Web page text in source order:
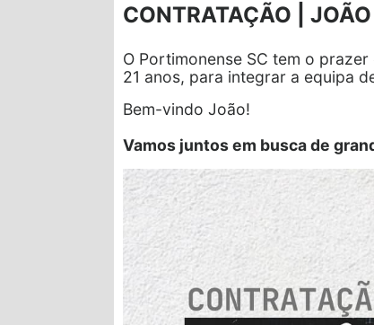
CONTRATAÇÃO | JOÃO
O Portimonense SC tem o
21 anos, para integrar a equipa
Bem-vindo João!
Vamos juntos em busca de